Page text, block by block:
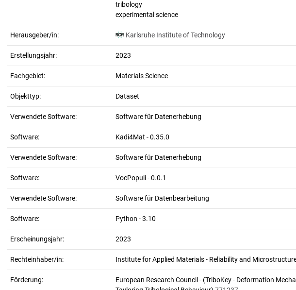
tribology
experimental science
Herausgeber/in: Karlsruhe Institute of Technology
Erstellungsjahr: 2023
Fachgebiet: Materials Science
Objekttyp: Dataset
Verwendete Software: Software für Datenerhebung
Software: Kadi4Mat - 0.35.0
Verwendete Software: Software für Datenerhebung
Software: VocPopuli - 0.0.1
Verwendete Software: Software für Datenbearbeitung
Software: Python - 3.10
Erscheinungsjahr: 2023
Rechteinhaber/in: Institute for Applied Materials - Reliability and
Förderung:
European Research Council - (TriboKey - Deformation